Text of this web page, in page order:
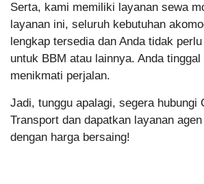
Serta, kami memiliki layanan sewa
layanan ini, seluruh kebutuhan
lengkap tersedia dan Anda tidak
untuk BBM atau lainnya. Anda
menikmati perjalan.
Jadi, tunggu apalagi, segera hubungi
Transport dan dapatkan layanan
dengan harga bersaing!